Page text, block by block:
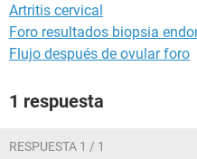
Artritis cervical
Foro resultados biopsia
Flujo después de ovular foro
1 respuesta
RESPUESTA 1 / 1